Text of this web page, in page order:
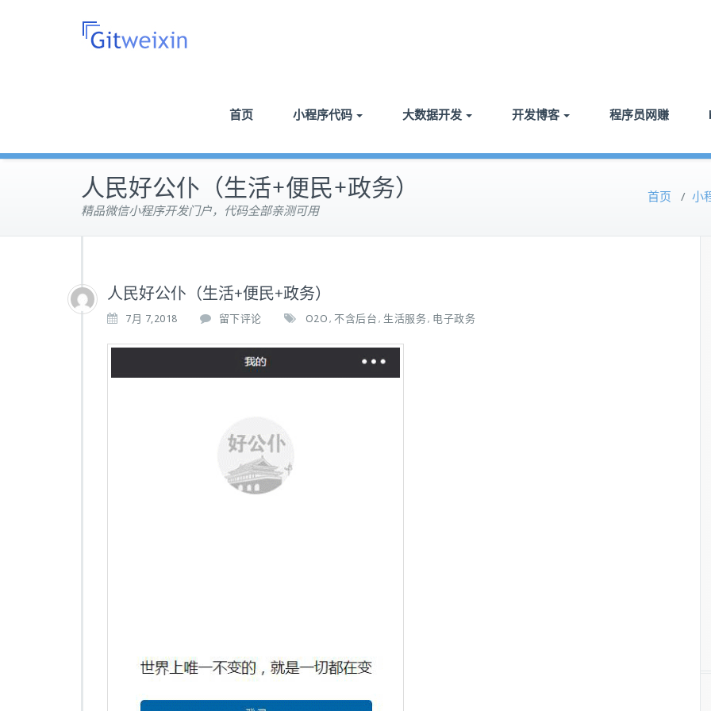
首页 小程序代码 大数据开发 开发博客 程序员网赚
人民好公仆（生活+便民+政务）
精品微信小程序开发门户，代码全部亲测可用
首页 / 小
人民好公仆（生活+便民+政务）
7月 7,2018 留下评论 O2O , 不含后台 , 生活服务, 电子政务